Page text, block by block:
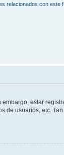
relacionados con este
estar
de usuarios, etc.